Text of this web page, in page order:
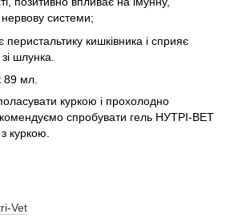
системи;
кишківника і сприяє
шлунка.
89 мл.
куркою і прохолодно
спробувати гель НУТРІ-ВЕТ
Vet